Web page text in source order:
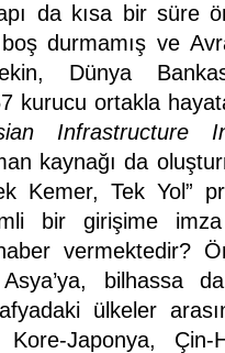
da kısa bir süre
durmamış ve
Dünya
kurucu ortakla
Infrastructure
kaynağı da
Kemer, Tek Yol”
bir girişime
vermektedir?
Asya’ya, bilhassa
ülkeler
Japonya, Çin-